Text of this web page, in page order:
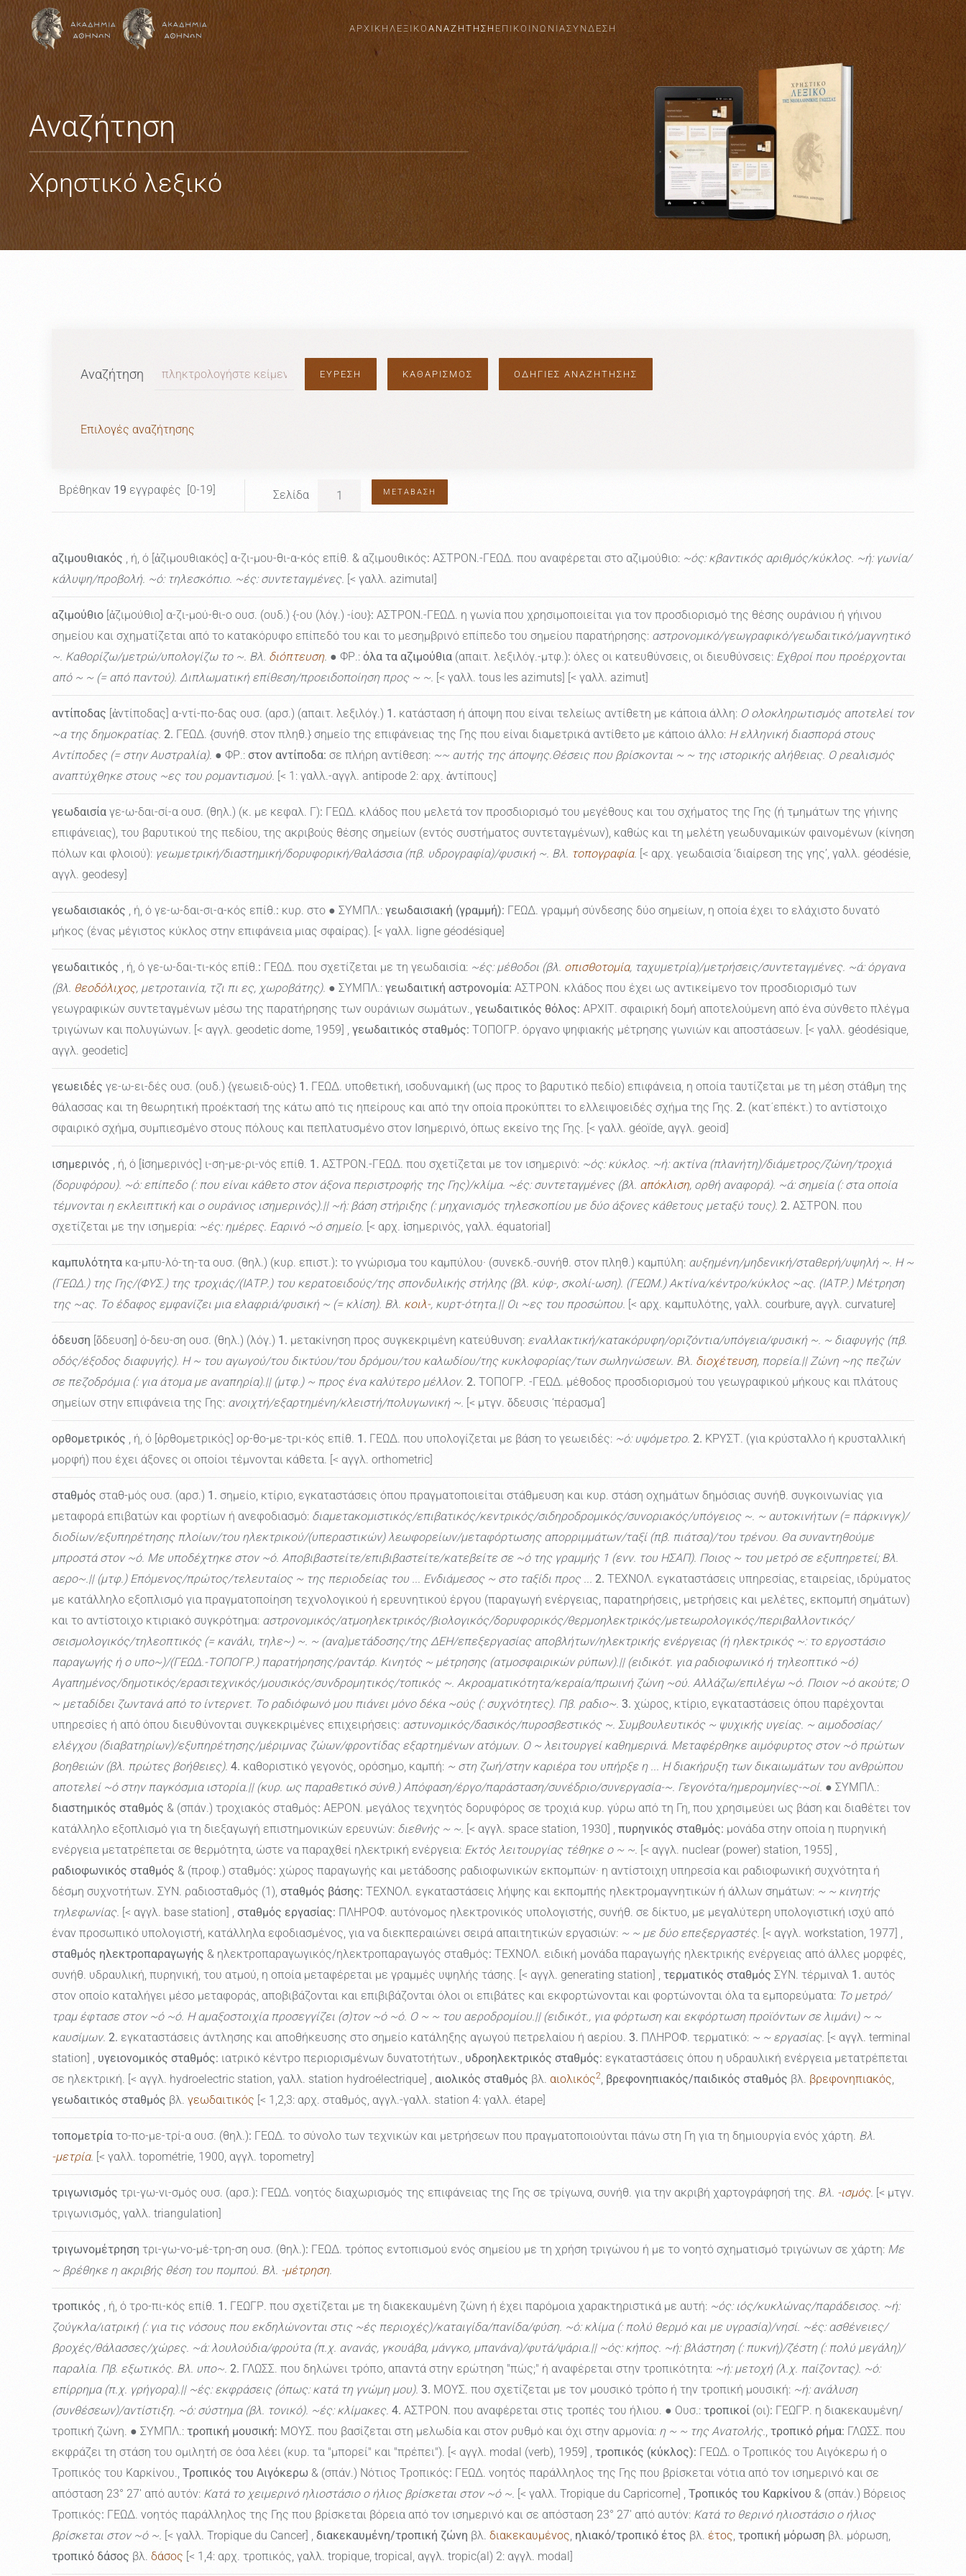
Skip to main content
ΑΡΧΙΚΗ ΛΕΞΙΚΟ ΑΝΑΖΗΤΗΣΗ ΕΠΙΚΟΙΝΩΝΙΑΣΎΝΔΕΣΗ
Αναζήτηση
Χρηστικό λεξικό
Αναζήτηση ΟΔΗΓΙΕΣ ΑΝΑΖΗΤΗΣΗΣ
Επιλογές αναζήτησης
Βρέθηκαν 19 εγγραφές [0-19] Σελίδα ΜΕΤΆΒΑΣΗ
αζιμουθιακός , ή, ό [ἀζιμουθιακός] α-ζι-μου-θι-α-κός επίθ. & αζιμουθικός: ΑΣΤΡΟΝ.-ΓΕΩΔ. που αναφέρεται στο αζιμούθιο: ~ός: κβαντικός αριθμός/κύκλος. ~ή: γωνία/
κάλυψη/προβολή. ~ό: τηλεσκόπιο. ~ές: συντεταγμένες. [< γαλλ. azimutal]
αζιμούθιο [ἀζιμούθιο] α-ζι-μού-θι-ο ουσ. (ουδ.) {-ου (λόγ.) -ίου}: ΑΣΤΡΟΝ.-ΓΕΩΔ. η γωνία που χρησιμοποιείται για τον προσδιορισμό της θέσης ουράνιου ή γήινου
σημείου και σχηματίζεται από το κατακόρυφο επίπεδό του και το μεσημβρινό επίπεδο του σημείου παρατήρησης: αστρονομικό/γεωγραφικό/γεωδαιτικό/μαγνητικό
~. Καθορίζω/μετρώ/υπολογίζω το ~. Βλ. διόπτευση. ● ΦΡ.: όλα τα αζιμούθια (απαιτ. λεξιλόγ.-μτφ.): όλες οι κατευθύνσεις, οι διευθύνσεις: Εχθροί που προέρχονται
από ~ ~ (= από παντού). Διπλωματική επίθεση/προειδοποίηση προς ~ ~. [< γαλλ. tous les azimuts] [< γαλλ. azimut]
αντίποδας [ἀντίποδας] α-ντί-πο-δας ουσ. (αρσ.) (απαιτ. λεξιλόγ.) 1. κατάσταση ή άποψη που είναι τελείως αντίθετη με κάποια άλλη: Ο ολοκληρωτισμός αποτελεί τον
~α της δημοκρατίας. 2. ΓΕΩΔ. {συνήθ. στον πληθ.} σημείο της επιφάνειας της Γης που είναι διαμετρικά αντίθετο με κάποιο άλλο: Η ελληνική διασπορά στους
Αντίποδες (= στην Αυστραλία). ● ΦΡ.: στον αντίποδα: σε πλήρη αντίθεση: ~~ αυτής της άποψης.Θέσεις που βρίσκονται ~ ~ της ιστορικής αλήθειας. Ο ρεαλισμός
αναπτύχθηκε στους ~ες του ρομαντισμού. [< 1: γαλλ.-αγγλ. antipode 2: αρχ. ἀντίπους]
γεωδαισία γε-ω-δαι-σί-α ουσ. (θηλ.) (κ. με κεφαλ. Γ): ΓΕΩΔ. κλάδος που μελετά τον προσδιορισμό του μεγέθους και του σχήματος της Γης (ή τμημάτων της γήινης
επιφάνειας), του βαρυτικού της πεδίου, της ακριβούς θέσης σημείων (εντός συστήματος συντεταγμένων), καθώς και τη μελέτη γεωδυναμικών φαινομένων (κίνηση
πόλων και φλοιού): γεωμετρική/διαστημική/δορυφορική/θαλάσσια (πβ. υδρογραφία)/φυσική ~. Βλ. τοπογραφία. [< αρχ. γεωδαισία ‘διαίρεση της γης’, γαλλ. géodésie,
αγγλ. geodesy]
γεωδαισιακός , ή, ό γε-ω-δαι-σι-α-κός επίθ.: κυρ. στο ● ΣΥΜΠΛ.: γεωδαισιακή (γραμμή): ΓΕΩΔ. γραμμή σύνδεσης δύο σημείων, η οποία έχει το ελάχιστο δυνατό
μήκος (ένας μέγιστος κύκλος στην επιφάνεια μιας σφαίρας). [< γαλλ. ligne géodésique]
γεωδαιτικός , ή, ό γε-ω-δαι-τι-κός επίθ.: ΓΕΩΔ. που σχετίζεται με τη γεωδαισία: ~ές: μέθοδοι (βλ. οπισθοτομία, ταχυμετρία)/μετρήσεις/συντεταγμένες. ~ά: όργανα
(βλ. θεοδόλιχος, μετροταινία, τζι πι ες, χωροβάτης). ● ΣΥΜΠΛ.: γεωδαιτική αστρονομία: ΑΣΤΡΟΝ. κλάδος που έχει ως αντικείμενο τον προσδιορισμό των
γεωγραφικών συντεταγμένων μέσω της παρατήρησης των ουράνιων σωμάτων., γεωδαιτικός θόλος: ΑΡΧΙΤ. σφαιρική δομή αποτελούμενη από ένα σύνθετο πλέγμα
τριγώνων και πολυγώνων. [< αγγλ. geodetic dome, 1959] , γεωδαιτικός σταθμός: ΤΟΠΟΓΡ. όργανο ψηφιακής μέτρησης γωνιών και αποστάσεων. [< γαλλ. géodésique,
αγγλ. geodetic]
γεωειδές γε-ω-ει-δές ουσ. (ουδ.) {γεωειδ-ούς} 1. ΓΕΩΔ. υποθετική, ισοδυναμική (ως προς το βαρυτικό πεδίο) επιφάνεια, η οποία ταυτίζεται με τη μέση στάθμη της
θάλασσας και τη θεωρητική προέκτασή της κάτω από τις ηπείρους και από την οποία προκύπτει το ελλειψοειδές σχήμα της Γης. 2. (κατ΄επέκτ.) το αντίστοιχο
σφαιρικό σχήμα, συμπιεσμένο στους πόλους και πεπλατυσμένο στον Ισημερινό, όπως εκείνο της Γης. [< γαλλ. géoïde, αγγλ. geoid]
ισημερινός , ή, ό [ἰσημερινός] ι-ση-με-ρι-νός επίθ. 1. ΑΣΤΡΟΝ.-ΓΕΩΔ. που σχετίζεται με τον ισημερινό: ~ός: κύκλος. ~ή: ακτίνα (πλανήτη)/διάμετρος/ζώνη/τροχιά
(δορυφόρου). ~ό: επίπεδο (: που είναι κάθετο στον άξονα περιστροφής της Γης)/κλίμα. ~ές: συντεταγμένες (βλ. απόκλιση, ορθή αναφορά). ~ά: σημεία (: στα οποία
τέμνονται η εκλειπτική και ο ουράνιος ισημερινός).|| ~ή: βάση στήριξης (: μηχανισμός τηλεσκοπίου με δύο άξονες κάθετους μεταξύ τους). 2. ΑΣΤΡΟΝ. που
σχετίζεται με την ισημερία: ~ές: ημέρες. Εαρινό ~ό σημείο. [< αρχ. ἰσημερινός, γαλλ. équatorial]
καμπυλότητα κα-μπυ-λό-τη-τα ουσ. (θηλ.) (κυρ. επιστ.): το γνώρισμα του καμπύλου· (συνεκδ.-συνήθ. στον πληθ.) καμπύλη: αυξημένη/μηδενική/σταθερή/υψηλή ~. Η ~
(ΓΕΩΔ.) της Γης/(ΦΥΣ.) της τροχιάς/(ΙΑΤΡ.) του κερατοειδούς/της σπονδυλικής στήλης (βλ. κύφ-, σκολί-ωση). (ΓΕΩΜ.) Ακτίνα/κέντρο/κύκλος ~ας. (ΙΑΤΡ.) Μέτρηση
της ~ας. Το έδαφος εμφανίζει μια ελαφριά/φυσική ~ (= κλίση). Βλ. κοιλ-, κυρτ-ότητα.|| Οι ~ες του προσώπου. [< αρχ. καμπυλότης, γαλλ. courbure, αγγλ. curvature]
όδευση [ὅδευση] ό-δευ-ση ουσ. (θηλ.) (λόγ.) 1. μετακίνηση προς συγκεκριμένη κατεύθυνση: εναλλακτική/κατακόρυφη/οριζόντια/υπόγεια/φυσική ~. ~ διαφυγής (πβ.
οδός/έξοδος διαφυγής). Η ~ του αγωγού/του δικτύου/του δρόμου/του καλωδίου/της κυκλοφορίας/των σωληνώσεων. Βλ. διοχέτευση, πορεία.|| Ζώνη ~ης πεζών
σε πεζοδρόμια (: για άτομα με αναπηρία).|| (μτφ.) ~ προς ένα καλύτερο μέλλον. 2. ΤΟΠΟΓΡ. -ΓΕΩΔ. μέθοδος προσδιορισμού του γεωγραφικού μήκους και πλάτους
σημείων στην επιφάνεια της Γης: ανοιχτή/εξαρτημένη/κλειστή/πολυγωνική ~. [< μτγν. ὅδευσις ‘πέρασμα’]
ορθομετρικός , ή, ό [ὀρθομετρικός] ορ-θο-με-τρι-κός επίθ. 1. ΓΕΩΔ. που υπολογίζεται με βάση το γεωειδές: ~ό: υψόμετρο. 2. ΚΡΥΣΤ. (για κρύσταλλο ή κρυσταλλική
μορφή) που έχει άξονες οι οποίοι τέμνονται κάθετα. [< αγγλ. orthometric]
σταθμός σταθ-μός ουσ. (αρσ.) 1. σημείο, κτίριο, εγκαταστάσεις όπου πραγματοποιείται στάθμευση και κυρ. στάση οχημάτων δημόσιας συνήθ. συγκοινωνίας για
μεταφορά επιβατών και φορτίων ή ανεφοδιασμό: διαμετακομιστικός/επιβατικός/κεντρικός/σιδηροδρομικός/συνοριακός/υπόγειος ~. ~ αυτοκινήτων (= πάρκινγκ)/
διοδίων/εξυπηρέτησης πλοίων/του ηλεκτρικού/(υπεραστικών) λεωφορείων/μεταφόρτωσης απορριμμάτων/ταξί (πβ. πιάτσα)/του τρένου. Θα συναντηθούμε
μπροστά στον ~ό. Με υποδέχτηκε στον ~ό. Αποβιβαστείτε/επιβιβαστείτε/κατεβείτε σε ~ό της γραμμής 1 (ενν. του ΗΣΑΠ). Ποιος ~ του μετρό σε εξυπηρετεί; Βλ.
αερο~.|| (μτφ.) Επόμενος/πρώτος/τελευταίος ~ της περιοδείας του ... Ενδιάμεσος ~ στο ταξίδι προς ... 2. ΤΕΧΝΟΛ. εγκαταστάσεις υπηρεσίας, εταιρείας, ιδρύματος
με κατάλληλο εξοπλισμό για πραγματοποίηση τεχνολογικού ή ερευνητικού έργου (παραγωγή ενέργειας, παρατηρήσεις, μετρήσεις και μελέτες, εκπομπή σημάτων)
και το αντίστοιχο κτιριακό συγκρότημα: αστρονομικός/ατμοηλεκτρικός/βιολογικός/δορυφορικός/θερμοηλεκτρικός/μετεωρολογικός/περιβαλλοντικός/
σεισμολογικός/τηλεοπτικός (= κανάλι, τηλε~) ~. ~ (ανα)μετάδοσης/της ΔΕΗ/επεξεργασίας αποβλήτων/ηλεκτρικής ενέργειας (ή ηλεκτρικός ~: το εργοστάσιο
παραγωγής ή ο υπο~)/(ΓΕΩΔ.-ΤΟΠΟΓΡ.) παρατήρησης/ραντάρ. Κινητός ~ μέτρησης (ατμοσφαιρικών ρύπων).|| (ειδικότ. για ραδιοφωνικό ή τηλεοπτικό ~ό)
Αγαπημένος/δημοτικός/ερασιτεχνικός/μουσικός/συνδρομητικός/τοπικός ~. Ακροαματικότητα/κεραία/πρωινή ζώνη ~ού. Αλλάζω/επιλέγω ~ό. Ποιον ~ό ακούτε; Ο
~ μεταδίδει ζωντανά από το ίντερνετ. Το ραδιόφωνό μου πιάνει μόνο δέκα ~ούς (: συχνότητες). Πβ. ραδιο~. 3. χώρος, κτίριο, εγκαταστάσεις όπου παρέχονται
υπηρεσίες ή από όπου διευθύνονται συγκεκριμένες επιχειρήσεις: αστυνομικός/δασικός/πυροσβεστικός ~. Συμβουλευτικός ~ ψυχικής υγείας. ~ αιμοδοσίας/
ελέγχου (διαβατηρίων)/εξυπηρέτησης/μέριμνας ζώων/φροντίδας εξαρτημένων ατόμων. Ο ~ λειτουργεί καθημερινά. Μεταφέρθηκε αιμόφυρτος στον ~ό πρώτων
βοηθειών (βλ. πρώτες βοήθειες). 4. καθοριστικό γεγονός, ορόσημο, καμπή: ~ στη ζωή/στην καριέρα του υπήρξε η ... Η διακήρυξη των δικαιωμάτων του ανθρώπου
αποτελεί ~ό στην παγκόσμια ιστορία.|| (κυρ. ως παραθετικό σύνθ.) Απόφαση/έργο/παράσταση/συνέδριο/συνεργασία-~. Γεγονότα/ημερομηνίες-~οί. ● ΣΥΜΠΛ.:
διαστημικός σταθμός & (σπάν.) τροχιακός σταθμός: ΑΕΡΟΝ. μεγάλος τεχνητός δορυφόρος σε τροχιά κυρ. γύρω από τη Γη, που χρησιμεύει ως βάση και διαθέτει τον
κατάλληλο εξοπλισμό για τη διεξαγωγή επιστημονικών ερευνών: διεθνής ~ ~. [< αγγλ. space station, 1930] , πυρηνικός σταθμός: μονάδα στην οποία η πυρηνική
ενέργεια μετατρέπεται σε θερμότητα, ώστε να παραχθεί ηλεκτρική ενέργεια: Εκτός λειτουργίας τέθηκε ο ~ ~. [< αγγλ. nuclear (power) station, 1955] ,
ραδιοφωνικός σταθμός & (προφ.) σταθμός: χώρος παραγωγής και μετάδοσης ραδιοφωνικών εκπομπών· η αντίστοιχη υπηρεσία και ραδιοφωνική συχνότητα ή
δέσμη συχνοτήτων. ΣΥΝ. ραδιοσταθμός (1), σταθμός βάσης: ΤΕΧΝΟΛ. εγκαταστάσεις λήψης και εκπομπής ηλεκτρομαγνητικών ή άλλων σημάτων: ~ ~ κινητής
τηλεφωνίας. [< αγγλ. base station] , σταθμός εργασίας: ΠΛΗΡΟΦ. αυτόνομος ηλεκτρονικός υπολογιστής, συνήθ. σε δίκτυο, με μεγαλύτερη υπολογιστική ισχύ από
έναν προσωπικό υπολογιστή, κατάλληλα εφοδιασμένος, για να διεκπεραιώνει σειρά απαιτητικών εργασιών: ~ ~ με δύο επεξεργαστές. [< αγγλ. workstation, 1977] ,
σταθμός ηλεκτροπαραγωγής & ηλεκτροπαραγωγικός/ηλεκτροπαραγωγός σταθμός: ΤΕΧΝΟΛ. ειδική μονάδα παραγωγής ηλεκτρικής ενέργειας από άλλες μορφές,
συνήθ. υδραυλική, πυρηνική, του ατμού, η οποία μεταφέρεται με γραμμές υψηλής τάσης. [< αγγλ. generating station] , τερματικός σταθμός ΣΥΝ. τέρμιναλ 1. αυτός
στον οποίο καταλήγει μέσο μεταφοράς, αποβιβάζονται και επιβιβάζονται όλοι οι επιβάτες και εκφορτώνονται και φορτώνονται όλα τα εμπορεύματα: Το μετρό/
τραμ έφτασε στον ~ό ~ό. Η αμαξοστοιχία προσεγγίζει (σ)τον ~ό ~ό. Ο ~ ~ του αεροδρομίου.|| (ειδικότ., για φόρτωση και εκφόρτωση προϊόντων σε λιμάνι) ~ ~
καυσίμων. 2. εγκαταστάσεις άντλησης και αποθήκευσης στο σημείο κατάληξης αγωγού πετρελαίου ή αερίου. 3. ΠΛΗΡΟΦ. τερματικό: ~ ~ εργασίας. [< αγγλ. terminal
station] , υγειονομικός σταθμός: ιατρικό κέντρο περιορισμένων δυνατοτήτων., υδροηλεκτρικός σταθμός: εγκαταστάσεις όπου η υδραυλική ενέργεια μετατρέπεται
σε ηλεκτρική. [< αγγλ. hydroelectric station, γαλλ. station hydroélectrique] , αιολικός σταθμός βλ. αιολικός2, βρεφονηπιακός/παιδικός σταθμός βλ. βρεφονηπιακός,
γεωδαιτικός σταθμός βλ. γεωδαιτικός [< 1,2,3: αρχ. σταθμός, αγγλ.-γαλλ. station 4: γαλλ. étape]
τοπομετρία το-πο-με-τρί-α ουσ. (θηλ.): ΓΕΩΔ. το σύνολο των τεχνικών και μετρήσεων που πραγματοποιούνται πάνω στη Γη για τη δημιουργία ενός χάρτη. Βλ.
-μετρία. [< γαλλ. topométrie, 1900, αγγλ. topometry]
τριγωνισμός τρι-γω-νι-σμός ουσ. (αρσ.): ΓΕΩΔ. νοητός διαχωρισμός της επιφάνειας της Γης σε τρίγωνα, συνήθ. για την ακριβή χαρτογράφησή της. Βλ. -ισμός. [< μτγν.
τριγωνισμός, γαλλ. triangulation]
τριγωνομέτρηση τρι-γω-νο-μέ-τρη-ση ουσ. (θηλ.): ΓΕΩΔ. τρόπος εντοπισμού ενός σημείου με τη χρήση τριγώνου ή με το νοητό σχηματισμό τριγώνων σε χάρτη: Με
~ βρέθηκε η ακριβής θέση του πομπού. Βλ. -μέτρηση.
τροπικός , ή, ό τρο-πι-κός επίθ. 1. ΓΕΩΓΡ. που σχετίζεται με τη διακεκαυμένη ζώνη ή έχει παρόμοια χαρακτηριστικά με αυτή: ~ός: ιός/κυκλώνας/παράδεισος. ~ή:
ζούγκλα/ιατρική (: για τις νόσους που εκδηλώνονται στις ~ές περιοχές)/καταιγίδα/πανίδα/φύση. ~ό: κλίμα (: πολύ θερμό και με υγρασία)/νησί. ~ές: ασθένειες/
βροχές/θάλασσες/χώρες. ~ά: λουλούδια/φρούτα (π.χ. ανανάς, γκουάβα, μάνγκο, μπανάνα)/φυτά/ψάρια.|| ~ός: κήπος. ~ή: βλάστηση (: πυκνή)/ζέστη (: πολύ μεγάλη)/
παραλία. Πβ. εξωτικός. Βλ. υπο~. 2. ΓΛΩΣΣ. που δηλώνει τρόπο, απαντά στην ερώτηση "πώς;" ή αναφέρεται στην τροπικότητα: ~ή: μετοχή (λ.χ. παίζοντας). ~ό:
επίρρημα (π.χ. γρήγορα).|| ~ές: εκφράσεις (όπως: κατά τη γνώμη μου). 3. ΜΟΥΣ. που σχετίζεται με τον μουσικό τρόπο ή την τροπική μουσική: ~ή: ανάλυση
(συνθέσεων)/αντίστιξη. ~ό: σύστημα (βλ. τονικό). ~ές: κλίμακες. 4. ΑΣΤΡΟΝ. που αναφέρεται στις τροπές του ήλιου. ● Ουσ.: τροπικοί (οι): ΓΕΩΓΡ. η διακεκαυμένη/
τροπική ζώνη. ● ΣΥΜΠΛ.: τροπική μουσική: ΜΟΥΣ. που βασίζεται στη μελωδία και στον ρυθμό και όχι στην αρμονία: η ~ ~ της Ανατολής., τροπικό ρήμα: ΓΛΩΣΣ. που
εκφράζει τη στάση του ομιλητή σε όσα λέει (κυρ. τα "μπορεί" και "πρέπει"). [< αγγλ. modal (verb), 1959] , τροπικός (κύκλος): ΓΕΩΔ. ο Τροπικός του Αιγόκερω ή ο
Τροπικός του Καρκίνου., Τροπικός του Αιγόκερω & (σπάν.) Νότιος Τροπικός: ΓΕΩΔ. νοητός παράλληλος της Γης που βρίσκεται νότια από τον ισημερινό και σε
απόσταση 23° 27' από αυτόν: Κατά το χειμερινό ηλιοστάσιο ο ήλιος βρίσκεται στον ~ό ~. [< γαλλ. Tropique du Capricorne] , Τροπικός του Καρκίνου & (σπάν.) Βόρειος
Τροπικός: ΓΕΩΔ. νοητός παράλληλος της Γης που βρίσκεται βόρεια από τον ισημερινό και σε απόσταση 23° 27' από αυτόν: Κατά το θερινό ηλιοστάσιο ο ήλιος
βρίσκεται στον ~ό ~. [< γαλλ. Tropique du Cancer] , διακεκαυμένη/τροπική ζώνη βλ. διακεκαυμένος, ηλιακό/τροπικό έτος βλ. έτος, τροπική μόρωση βλ. μόρωση,
τροπικό δάσος βλ. δάσος [< 1,4: αρχ. τροπικός, γαλλ. tropique, tropical, αγγλ. tropic(al) 2: αγγλ. modal]